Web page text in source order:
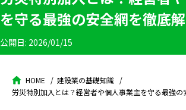
を守る最強の安全網を徹底
公開日: 2026/01/15
HOME
建設業の基礎知識
労災特別加入とは？経営者や個人事業主を守る最強